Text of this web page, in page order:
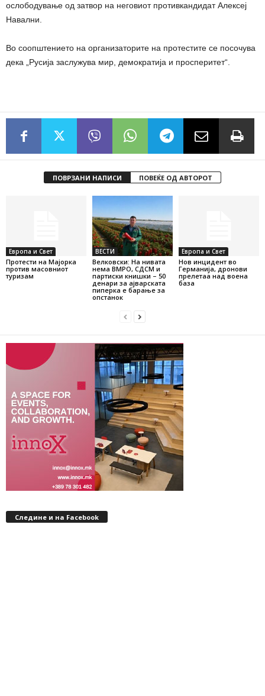
ослободување од затвор на неговиот противкандидат Алексеј
Навални.
Во соопштението на организаторите на протестите се посочува
дека „ Русија заслужува мир, демократија и просперитет“.
ПОВРЗАНИ НАПИСИ ПОВЕЌЕ ОД АВТОРОТ
Европа и Свет
Протести на Мајорка
против масовниот
туризам
ВЕСТИ
Велковски: На нивата
нема ВМРО, СДСМ и
партиски книшки – 50
денари за ајварската
пиперка е барање за
опстанок
Европа и Свет
Нов инцидент во
Германија, дронови
прелетаа над воена
база
Следине и на Facebook